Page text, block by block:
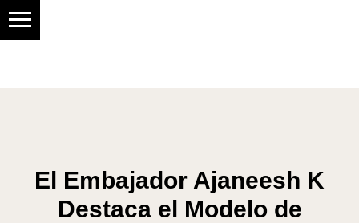
El Embajador Ajaneesh K
Destaca el Modelo de